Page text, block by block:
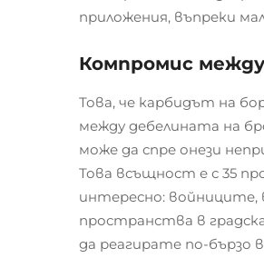
приложения, въпреки
Компромис
Това, че карбидът на
между дебелината на
може да спре онези
Това всъщност е с 35
интересно: войниците,
пространства в
да реагирате по-бързо